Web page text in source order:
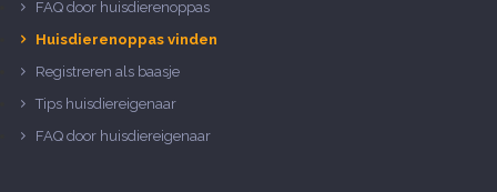
FAQ door huisdierenoppas
Huisdierenoppas vinden
Registreren als baasje
Tips huisdiereigenaar
FAQ door huisdiereigenaar